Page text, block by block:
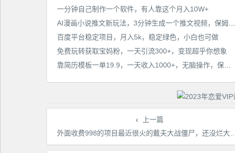
一分钟自己制作一个软件，有人靠这个月入10W+
AI漫画小说推文新玩法，3分钟生成一个推文视频，保姆级教程【配项目操作和软件教程】
百度平台稳定项目，月入5k，稳定绿色，小白也可做
免费玩转获取宝妈粉，一天引流300+，变现超乎你想象
靠简历模板一单19.9，一天收入1000+，无脑操作，保姆式教学，首选网赚副业！
上一篇
外面收费998的项目最近很火的戴夫大战僵尸，还没烂大街，现在玩定能吃肉